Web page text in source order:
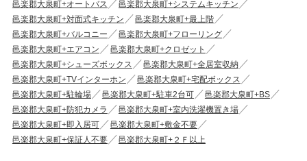
邑楽郡大泉町+オートバス
邑楽郡大泉町+システムキッチン
邑楽郡大泉町+対面式キッチン
邑楽郡大泉町+最上階
邑楽郡大泉町+バルコニー
邑楽郡大泉町+フローリング
邑楽郡大泉町+エアコン
邑楽郡大泉町+クロゼット
邑楽郡大泉町+シューズボックス
邑楽郡大泉町+全居室収納
邑楽郡大泉町+TVインターホン
邑楽郡大泉町+宅配ボックス
邑楽郡大泉町+駐輪場
邑楽郡大泉町+駐車2台可
邑楽郡大泉町+BS
邑楽郡大泉町+防犯カメラ
邑楽郡大泉町+室内洗濯機置き場
邑楽郡大泉町+即入居可
邑楽郡大泉町+敷金不要
邑楽郡大泉町+保証人不要
邑楽郡大泉町+２Ｆ以上